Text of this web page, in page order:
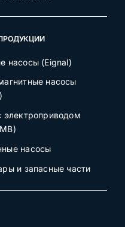
насосы (Eignal)
насосы
электроприводом
насосы
и запасные части